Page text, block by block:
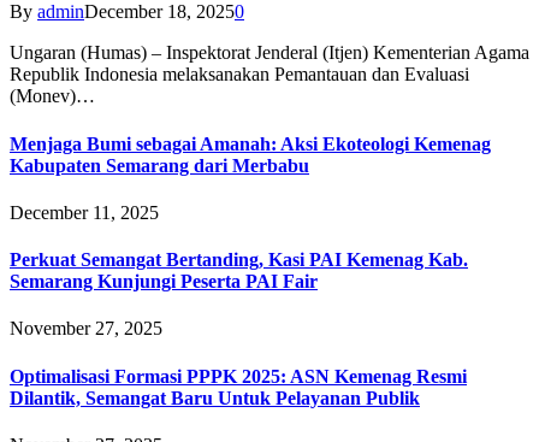
By adminDecember 18, 20250
Ungaran (Humas) – Inspektorat Jenderal (Itjen) Kementerian Agama
Republik Indonesia melaksanakan Pemantauan dan Evaluasi
(Monev)…
Menjaga Bumi sebagai Amanah: Aksi Ekoteologi Kemenag
Kabupaten Semarang dari Merbabu
December 11, 2025
Perkuat Semangat Bertanding, Kasi PAI Kemenag Kab.
Semarang Kunjungi Peserta PAI Fair
November 27, 2025
Optimalisasi Formasi PPPK 2025: ASN Kemenag Resmi
Dilantik, Semangat Baru Untuk Pelayanan Publik